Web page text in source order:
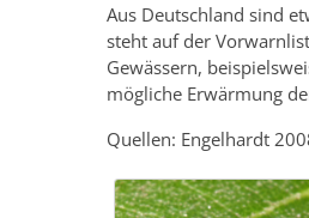
Aus Deutschland sind
steht auf der
Gewässern,
mögliche Erwärmung
Quellen: Engelhardt